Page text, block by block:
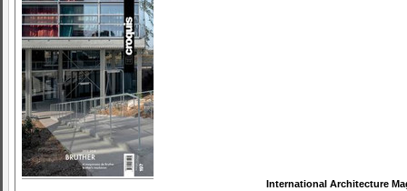
International Architecture